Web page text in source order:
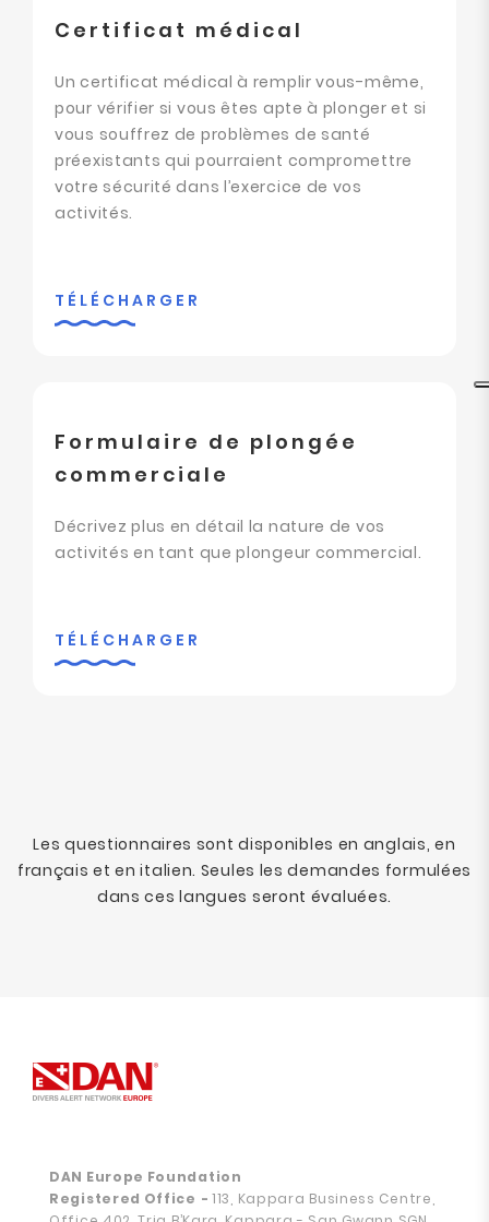
Certificat médical
Un certificat médical à remplir vous-même,
pour vérifier si vous êtes apte à plonger et si
vous souffrez de problèmes de santé
préexistants qui pourraient compromettre
votre sécurité dans l’exercice de vos
activités.
TÉLÉCHARGER
Formulaire de plongée
commerciale
Décrivez plus en détail la nature de vos
activités en tant que plongeur commercial.
TÉLÉCHARGER
Les questionnaires sont disponibles en anglais, en
français et en italien. Seules les demandes formulées
dans ces langues seront évaluées.
DAN Europe Foundation
Registered Office -113, Kappara Business Centre,